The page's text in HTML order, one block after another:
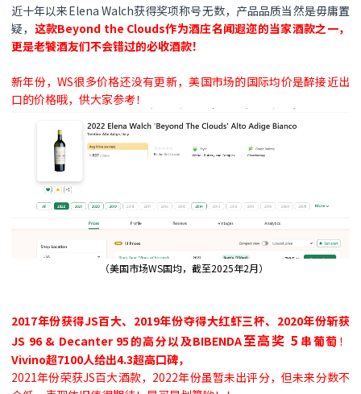
近十年以来Elena Walch获得奖项称号无数，产品品质当然是毋庸置
疑， 这款Beyond the Clouds作为酒庄名闻遐迩的当家酒款之一，
更是老饕酒友们不会错过的必收酒款！
新年份，WS很多价格还没有更新，美国市场的国际均价是醉接近出
口的价格哦，供大家参考！
（美国市场WS国均，截至2025年2月）
2017年份获得JS百大、2019年份夺得大红虾三杯、2020年份斩获
JS 96 & Decanter 95的高分以及BIBENDA至高奖 5串葡萄 ！
Vivino超7100人给出4.3超高口碑，
2021年份荣获JS百大酒款， 2022年份虽暂未出评分，但未来分数不